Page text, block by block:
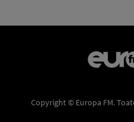
Copyright © Europa FM.